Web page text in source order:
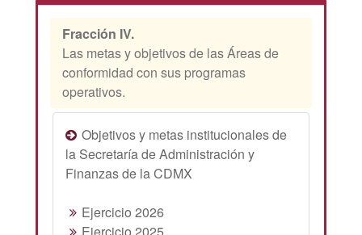
Fracción IV.
Las metas y objetivos de las Áreas de
conformidad con sus programas
operativos.
Objetivos y metas institucionales de
la Secretaría de Administración y
Finanzas de la CDMX
Ejercicio 2026